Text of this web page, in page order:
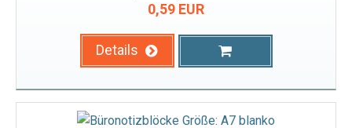
0,59 EUR
Details